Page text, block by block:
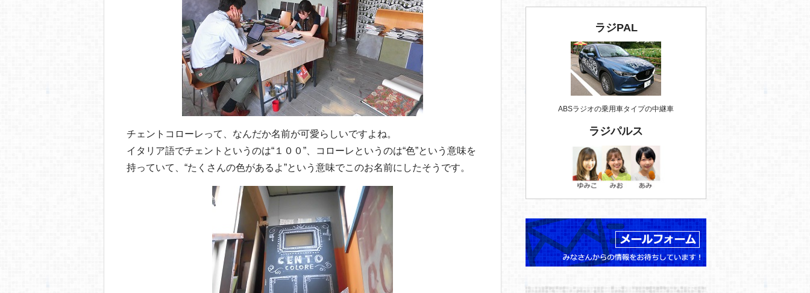
チェントコローレって、なんだか名前が可愛らしいですよね。
イタリア語でチェントというのは“１００”、コローレというのは“色”という意味を
持っていて、“たくさんの色があるよ”という意味でこのお名前にしたそうです。
ラジPAL
ABSラジオの乗用車タイプの中継車
ラジパルス